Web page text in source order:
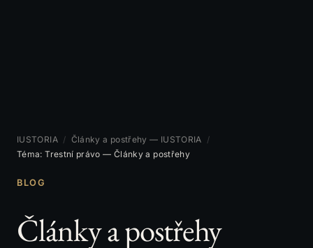
IUSTORIA / Články a postřehy — IUSTORIA /
Téma: Trestní právo — Články a postřehy
BLOG
Články a postřehy